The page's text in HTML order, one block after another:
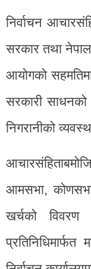
निर्वाचन
सरकार तथा
आयोगको
सरकारी
निगरानीको
आमसभा, कोणसभा
खर्चको